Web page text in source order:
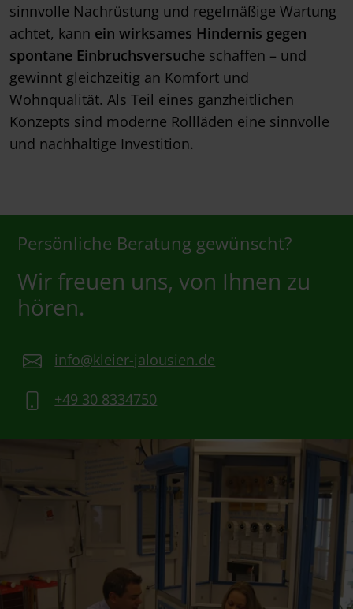
sinnvolle Nachrüstung und regelmäßige Wartung
achtet, kann ein wirksames Hindernis gegen
spontane Einbruchsversuche schaffen – und
gewinnt gleichzeitig an Komfort und
Wohnqualität. Als Teil eines ganzheitlichen
Konzepts sind moderne Rollläden eine sinnvolle
und nachhaltige Investition.
Persönliche Beratung gewünscht?
Wir freuen uns, von Ihnen zu
hören.
info@kleier-jalousien.de
+49 30 8334750